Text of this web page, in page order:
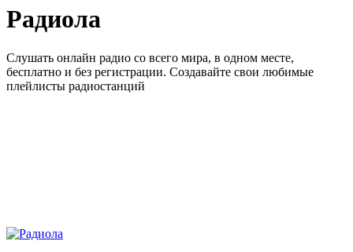
Радиола
Слушать онлайн радио со всего мира, в одном месте,
бесплатно и без регистрации. Создавайте свои любимые
плейлисты радиостанций